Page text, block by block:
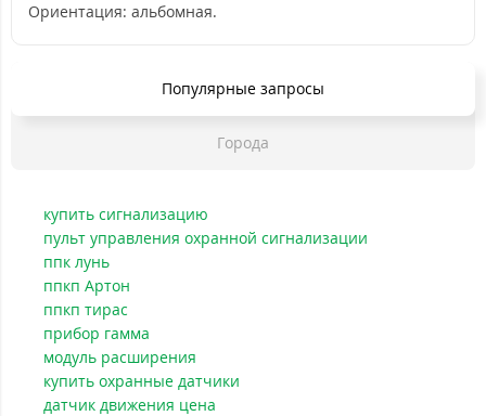
Ориентация: альбомная.
Популярные запросы
Города
купить сигнализацию
пульт управления охранной сигнализации
ппк лунь
ппкп Артон
ппкп тирас
прибор гамма
модуль расширения
купить охранные датчики
датчик движения цена